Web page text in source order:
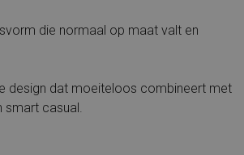
die normaal op maat valt en
design dat moeiteloos combineert met
smart casual.